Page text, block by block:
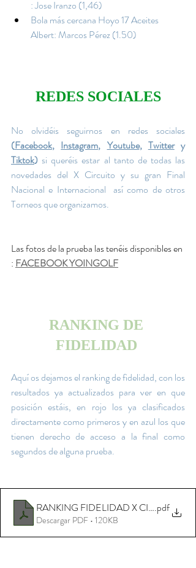
: Jose Iranzo (1,46)
Bola más cercana Hoyo 17 Aceites
Albert: Marcos Pérez (1.50)
REDES SOCIALES
No olvidéis seguirnos en redes sociales
(Facebook, Instagram, Youtube, Twitter
y
Tiktok) si queréis estar al tanto de todas las
novedades del X Circuito y su gran Final
Nacional e Internacional  así como de otros
Torneos que organizamos.
Las fotos de la prueba las tenéis disponibles en
: FACEBOOK YOINGOLF
RANKING DE
FIDELIDAD
Aquí os dejamos el ranking de fidelidad, con los
resultados ya actualizados para ver en que
posición estáis, en rojo los ya clasificados
directamente como primeros y en azul los que
tienen derecho de acceso a la final como
segundos de alguna prueba.
RANKING FIDELIDAD X CIRCUITO
.pdf
Descargar PDF • 120KB